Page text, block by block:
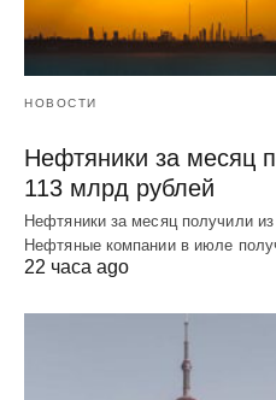
НОВОСТИ
Нефтяники за месяц
113 млрд рублей
Нефтяники за месяц получили
Нефтяные компании в июле
22 часа ago